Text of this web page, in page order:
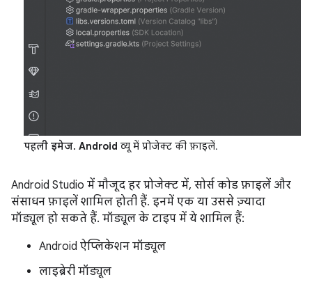
पहली इमेज. Android व्यू में प्रोजेक्ट की फ़ाइलें.
Android Studio में मौजूद हर प्रोजेक्ट में, सोर्स कोड फ़ाइलें और
संसाधन फ़ाइलें शामिल होती हैं. इनमें एक या उससे ज़्यादा
मॉड्यूल हो सकते हैं. मॉड्यूल के टाइप में ये शामिल हैं:
Android ऐप्लिकेशन मॉड्यूल
लाइब्रेरी मॉड्यूल